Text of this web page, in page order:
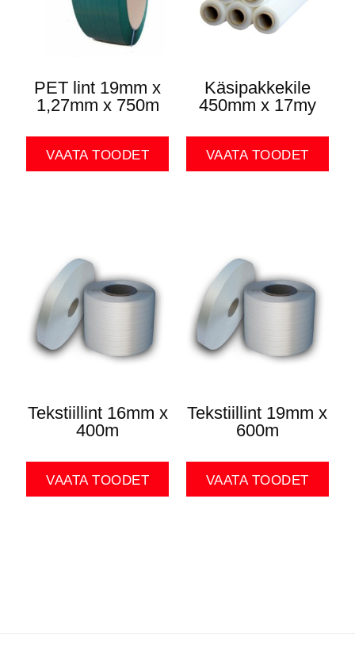
PET lint 19mm x
1,27mm x 750m
VAATA TOODET
Käsipakkekile
450mm x 17my
VAATA TOODET
Tekstiillint 16mm x
400m
VAATA TOODET
Tekstiillint 19mm x
600m
VAATA TOODET